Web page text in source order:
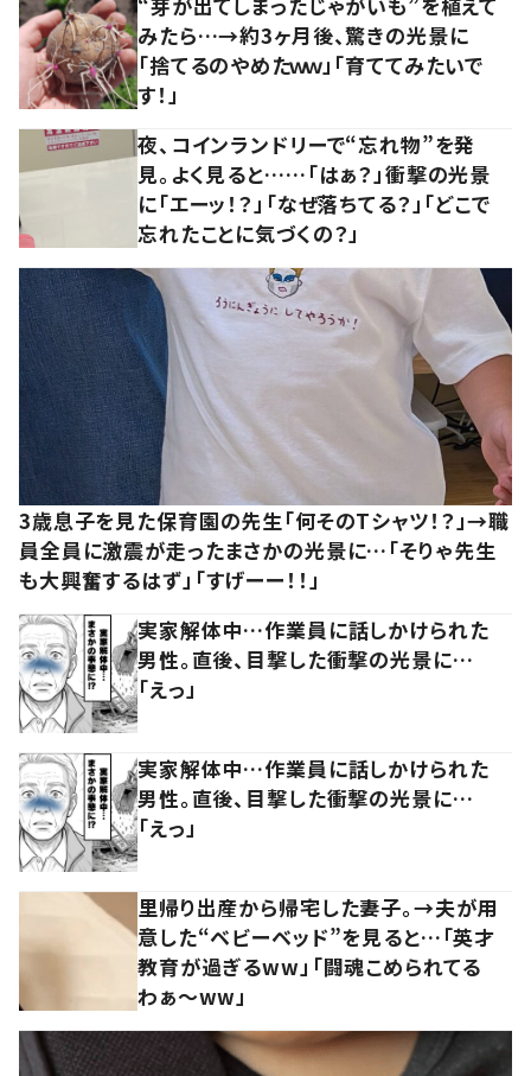
みたら…→約3ヶ月後、驚きの光景に
「捨てるのやめたｗｗ」「育ててみたいで
す！」
夜、コインランドリーで“忘れ物”を発
見。よく見ると……「はぁ？」衝撃の光景
に「エーッ！？」「なぜ落ちてる？」「どこで
忘れたことに気づくの？」
3歳息子を見た保育園の先生「何そのTシャツ！？」→職
員全員に激震が走ったまさかの光景に…「そりゃ先生
も大興奮するはず」「すげーー！！」
実家解体中…作業員に話しかけられた
男性。直後、目撃した衝撃の光景に…
「えっ」
実家解体中…作業員に話しかけられた
男性。直後、目撃した衝撃の光景に…
「えっ」
里帰り出産から帰宅した妻子。→夫が用
意した“ベビーベッド”を見ると…「英才
教育が過ぎるww」「闘魂こめられてる
わぁ～ww」